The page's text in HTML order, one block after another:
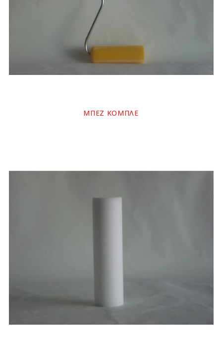
ΜΠΕΖ ΚΟΜΠΛΕ